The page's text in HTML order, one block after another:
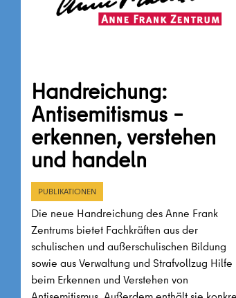
Handreichung:
Antisemitismus –
erkennen, verstehen
und handeln
PUBLIKATIONEN
Die neue Handreichung des Anne Frank
Zentrums bietet Fachkräften aus der
schulischen und außerschulischen Bildung
sowie aus Verwaltung und Strafvollzug Hilfe
beim Erkennen und Verstehen von